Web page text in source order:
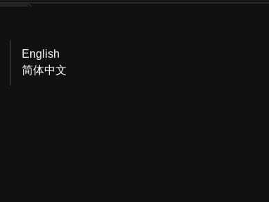
English
简体中文